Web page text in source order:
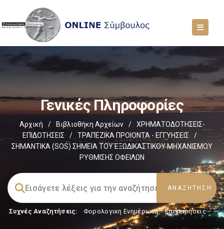
Γενικές Πληροφορίες
Αρχική / Βιβλιοθήκη Αρχείων /
ΧΡΗΜΑΤΟΔΟΤΗΣΕΙΣ-
ΕΠΙΔΟΤΗΣΕΙΣ
/ ΤΡΑΠΕΖΙΚΑ ΠΡΟΙΟΝΤΑ - ΕΓΓΥΗΣΕΙΣ
/
ΣΗΜΑΝΤΙΚΑ (SOS) ΣΗΜΕΙΑ ΤΟΥ ΕΞΩΔΙΚΑΣΤΙΚΟΥ ΜΗΧΑΝΙΣΜΟΥ
ΡΥΘΜΙΣΗΣ ΟΦΕΙΛΩΝ
Συχνές Αναζητήσεις: Φορολογικη Ενημέρωση, Επιχειρήσεις